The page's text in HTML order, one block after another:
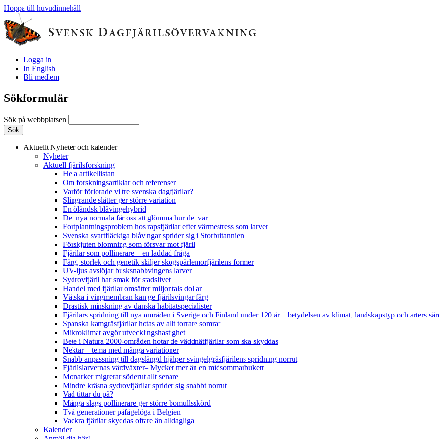
Hoppa till huvudinnehåll
Logga in
In English
Bli medlem
Sökformulär
Sök på webbplatsen
Aktuellt Nyheter och kalender
Nyheter
Aktuell fjärilsforskning
Hela artikellistan
Om forskningsartiklar och referenser
Varför förlorade vi tre svenska dagfjärilar?
Slingrande slåtter ger större variation
En öländsk blåvingehybrid
Det nya normala får oss att glömma hur det var
Fortplantningsproblem hos rapsfjärilar efter värmestress som larver
Svenska svartfläckiga blåvingar sprider sig i Storbritannien
Förskjuten blomning som försvar mot fjäril
Fjärilar som pollinerare – en laddad fråga
Färg, storlek och genetik skiljer skogspärlemorfjärilens former
UV-ljus avslöjar busksnabbvingens larver
Sydrovfjäril har smak för stadslivet
Handel med fjärilar omsätter miljontals dollar
Vätska i vingmembran kan ge fjärilsvingar färg
Drastisk minskning av danska habitatspecialister
Fjärilars spridning till nya områden i Sverige och Finland under 120 år– betydelsen av klimat, landskapstyp och arters
Spanska kamgräsfjärilar hotas av allt torrare somrar
Mikroklimat avgör utvecklingshastighet
Bete i Natura 2000-områden hotar de väddnätfjärilar som ska skyddas
Nektar – tema med många variationer
Snabb anpassning till dagslängd hjälper svingelgräsfjärilens spridning norrut
Fjärilslarvernas värdväxter– Mycket mer än en midsommarbukett
Monarker migrerar söderut allt senare
Mindre kräsna sydrovfjärilar sprider sig snabbt norrut
Vad tittar du på?
Många slags pollinerare ger större bomullsskörd
Två generationer påfågelöga i Belgien
Vackra fjärilar skyddas oftare än alldagliga
Kalender